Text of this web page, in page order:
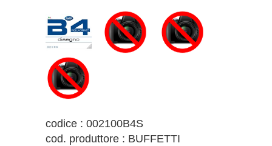
codice : 002100B4S
cod. produttore : BUFFETTI